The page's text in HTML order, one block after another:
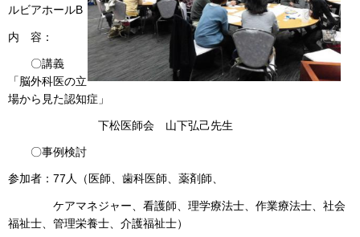
ルビアホールB
内 容：
〇講義
「脳外科医の立
場から見た認知症」
下松医師会 山下弘己先生
〇事例検討
参加者：77人（医師、歯科医師、薬剤師、
ケアマネジャー、看護師、理学療法士、作業療法士、社会
福祉士、管理栄養士、介護福祉士）